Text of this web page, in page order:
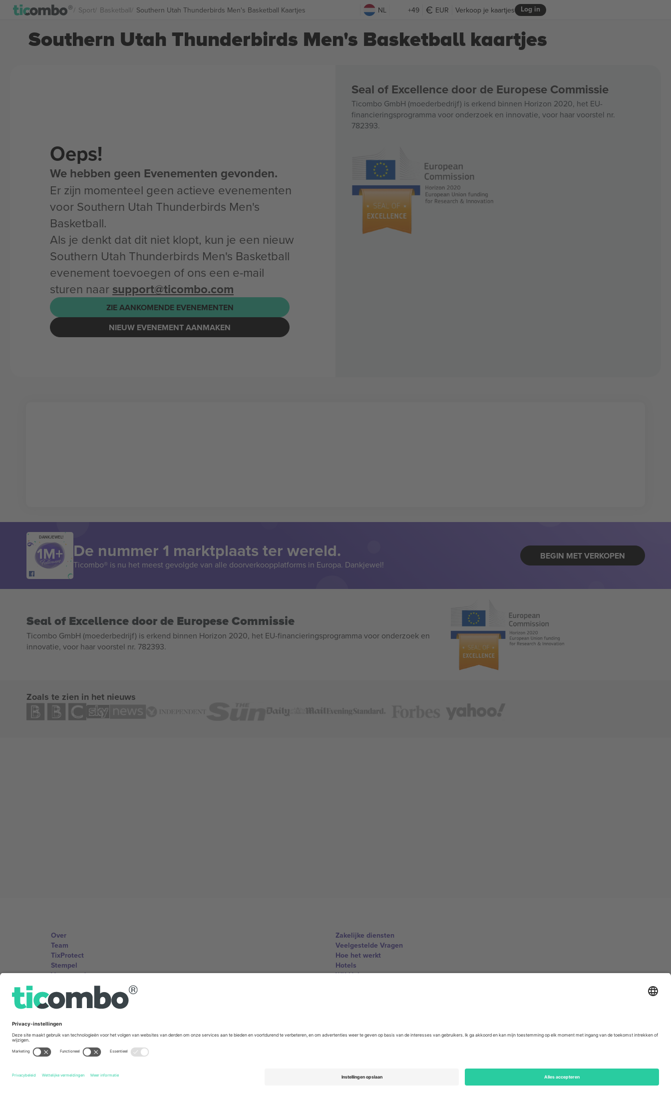
Sport Basketball Southern Utah Thunderbirds Men's Basketball Kaartjes NL +49 EUR Log in
Verkoop je kaartjes
Southern Utah Thunderbirds Men's Basketball kaartjes
Oeps!
We hebben geen Evenementen gevonden.
Er zijn momenteel geen actieve evenementen
voor Southern Utah Thunderbirds Men's
Basketball.
Als je denkt dat dit niet klopt, kun je een nieuw
Southern Utah Thunderbirds Men's Basketball
evenement toevoegen of ons een e-mail
sturen naar support@ticombo.com
ZIE AANKOMENDE EVENEMENTEN
NIEUW EVENEMENT AANMAKEN
Seal of Excellence door de Europese Commissie
Ticombo GmbH (moederbedrijf) is erkend binnen Horizon 2020, het EU-
financieringsprogramma voor onderzoek en innovatie, voor haar voorstel nr.
782393.
DANKJEWEL!
De nummer 1 marktplaats ter wereld.
Ticombo® is nu het meest gevolgde van alle doorverkoopplatforms in Europa. Dankjewel!
BEGIN MET VERKOPEN
Seal of Excellence door de Europese Commissie
Ticombo GmbH (moederbedrijf) is erkend binnen Horizon 2020, het EU-financieringsprogramma voor onderzoek en
innovatie, voor haar voorstel nr. 782393.
Zoals te zien in het nieuws
Over
Team
TixProtect
Stempel
Voorwaarden
Affiliate programma
Zakelijke diensten
Veelgestelde Vragen
Hoe het werkt
Hotels
WK Hub
Kantoren en ondersteuning
United Kingdom